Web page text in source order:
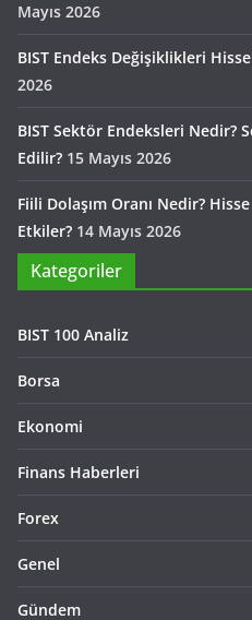
Mayıs 2026
BIST Endeks Değişiklikleri
2026
BIST Sektör Endeksleri Nedir?
Edilir? 15 Mayıs 2026
Fiili Dolaşım Oranı Nedir?
Etkiler? 14 Mayıs 2026
Kategoriler
BIST 100 Analiz
Borsa
Ekonomi
Finans Haberleri
Forex
Genel
Gündem